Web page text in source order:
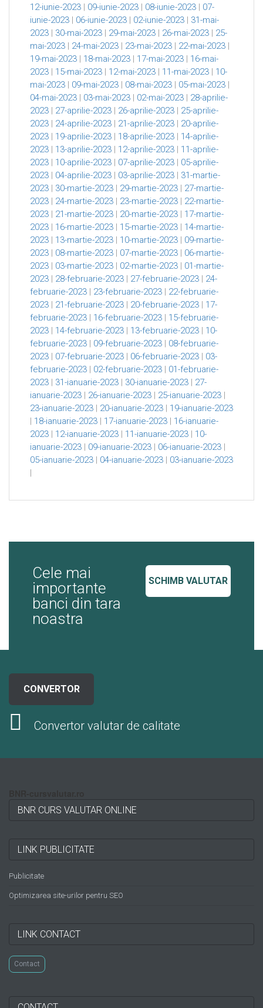
12-iunie-2023 | 09-iunie-2023 | 08-iunie-2023 | 07-
iunie-2023 | 06-iunie-2023 | 02-iunie-2023 | 31-mai-
2023 | 30-mai-2023 | 29-mai-2023 | 26-mai-2023 | 25-
mai-2023 | 24-mai-2023 | 23-mai-2023 | 22-mai-2023 |
19-mai-2023 | 18-mai-2023 | 17-mai-2023 | 16-mai-
2023 | 15-mai-2023 | 12-mai-2023 | 11-mai-2023 | 10-
mai-2023 | 09-mai-2023 | 08-mai-2023 | 05-mai-2023 |
04-mai-2023 | 03-mai-2023 | 02-mai-2023 | 28-aprilie-
2023 | 27-aprilie-2023 | 26-aprilie-2023 | 25-aprilie-
2023 | 24-aprilie-2023 | 21-aprilie-2023 | 20-aprilie-
2023 | 19-aprilie-2023 | 18-aprilie-2023 | 14-aprilie-
2023 | 13-aprilie-2023 | 12-aprilie-2023 | 11-aprilie-
2023 | 10-aprilie-2023 | 07-aprilie-2023 | 05-aprilie-
2023 | 04-aprilie-2023 | 03-aprilie-2023 | 31-martie-
2023 | 30-martie-2023 | 29-martie-2023 | 27-martie-
2023 | 24-martie-2023 | 23-martie-2023 | 22-martie-
2023 | 21-martie-2023 | 20-martie-2023 | 17-martie-
2023 | 16-martie-2023 | 15-martie-2023 | 14-martie-
2023 | 13-martie-2023 | 10-martie-2023 | 09-martie-
2023 | 08-martie-2023 | 07-martie-2023 | 06-martie-
2023 | 03-martie-2023 | 02-martie-2023 | 01-martie-
2023 | 28-februarie-2023 | 27-februarie-2023 | 24-
februarie-2023 | 23-februarie-2023 | 22-februarie-
2023 | 21-februarie-2023 | 20-februarie-2023 | 17-
februarie-2023 | 16-februarie-2023 | 15-februarie-
2023 | 14-februarie-2023 | 13-februarie-2023 | 10-
februarie-2023 | 09-februarie-2023 | 08-februarie-
2023 | 07-februarie-2023 | 06-februarie-2023 | 03-
februarie-2023 | 02-februarie-2023 | 01-februarie-
2023 | 31-ianuarie-2023 | 30-ianuarie-2023 | 27-
ianuarie-2023 | 26-ianuarie-2023 | 25-ianuarie-2023 |
23-ianuarie-2023 | 20-ianuarie-2023 | 19-ianuarie-2023
| 18-ianuarie-2023 | 17-ianuarie-2023 | 16-ianuarie-
2023 | 12-ianuarie-2023 | 11-ianuarie-2023 | 10-
ianuarie-2023 | 09-ianuarie-2023 | 06-ianuarie-2023 |
05-ianuarie-2023 | 04-ianuarie-2023 | 03-ianuarie-2023
|
SCHIMB VALUTAR
Cele mai
importante
banci din tara
noastra
CONVERTOR
Convertor valutar de calitate
BNR CURS VALUTAR ONLINE
LINK PUBLICITATE
Publicitate
Optimizarea site-urilor pentru SEO
LINK CONTACT
Contact